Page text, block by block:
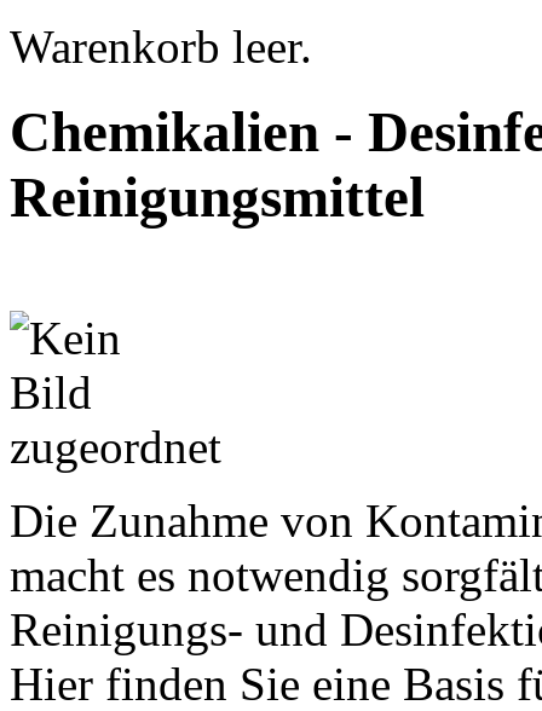
Warenkorb leer.
Chemikalien -
Reinigungsmittel
Die Zunahme von
macht es notwendig
Reinigungs- und
Hier finden Sie eine Basis